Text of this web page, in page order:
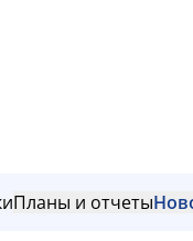
Планы и отчеты